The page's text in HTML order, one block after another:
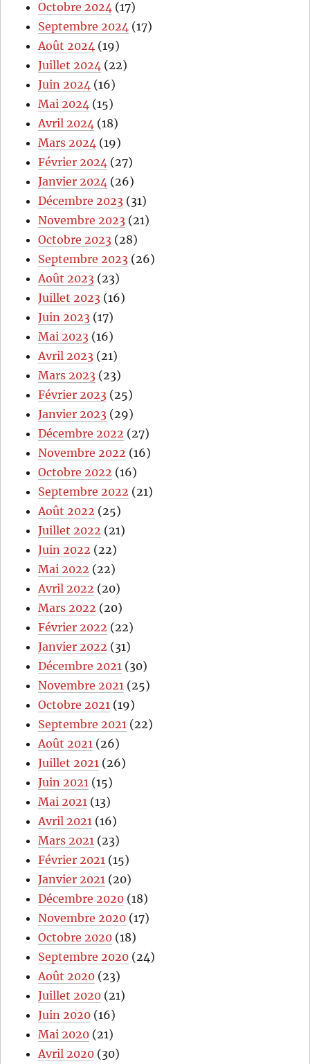
Octobre 2024 (17)
Septembre 2024 (17)
Août 2024 (19)
Juillet 2024 (22)
Juin 2024 (16)
Mai 2024 (15)
Avril 2024 (18)
Mars 2024 (19)
Février 2024 (27)
Janvier 2024 (26)
Décembre 2023 (31)
Novembre 2023 (21)
Octobre 2023 (28)
Septembre 2023 (26)
Août 2023 (23)
Juillet 2023 (16)
Juin 2023 (17)
Mai 2023 (16)
Avril 2023 (21)
Mars 2023 (23)
Février 2023 (25)
Janvier 2023 (29)
Décembre 2022 (27)
Novembre 2022 (16)
Octobre 2022 (16)
Septembre 2022 (21)
Août 2022 (25)
Juillet 2022 (21)
Juin 2022 (22)
Mai 2022 (22)
Avril 2022 (20)
Mars 2022 (20)
Février 2022 (22)
Janvier 2022 (31)
Décembre 2021 (30)
Novembre 2021 (25)
Octobre 2021 (19)
Septembre 2021 (22)
Août 2021 (26)
Juillet 2021 (26)
Juin 2021 (15)
Mai 2021 (13)
Avril 2021 (16)
Mars 2021 (23)
Février 2021 (15)
Janvier 2021 (20)
Décembre 2020 (18)
Novembre 2020 (17)
Octobre 2020 (18)
Septembre 2020 (24)
Août 2020 (23)
Juillet 2020 (21)
Juin 2020 (16)
Mai 2020 (21)
Avril 2020 (30)